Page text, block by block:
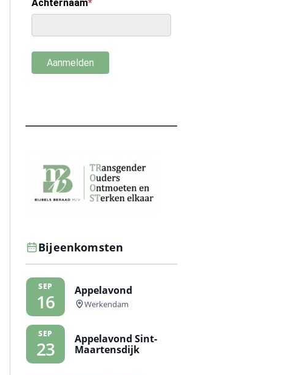
Bijeenkomsten
SEP
16
Appelavond
Werkendam
SEP
23
Appelavond Sint-
Maartensdijk